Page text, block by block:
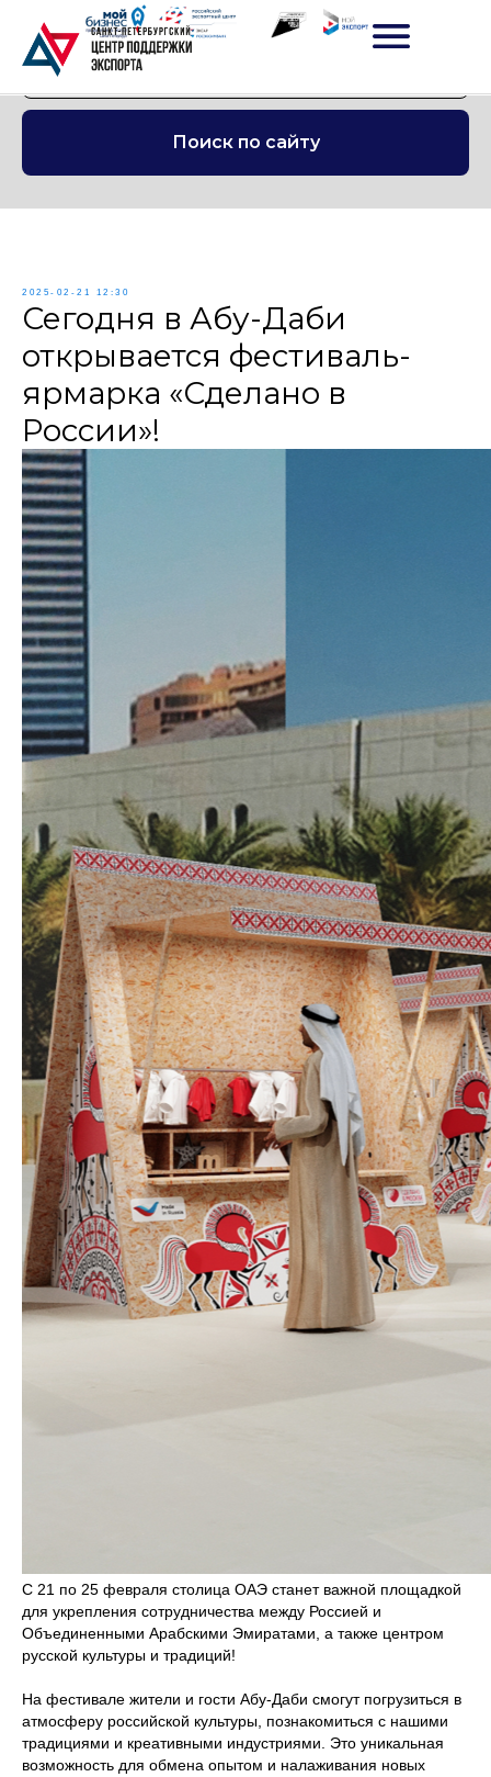
Поиск по сайту
2025-02-21 12:30
Сегодня в Абу-Даби
открывается фестиваль-
ярмарка «Сделано в
России»!
С 21 по 25 февраля столица ОАЭ станет важной площадкой
для укрепления сотрудничества между Россией и
Объединенными Арабскими Эмиратами, а также центром
русской культуры и традиций!
На фестивале жители и гости Абу-Даби смогут погрузиться в
атмосферу российской культуры, познакомиться с нашими
традициями и креативными индустриями. Это уникальная
возможность для обмена опытом и налаживания новых